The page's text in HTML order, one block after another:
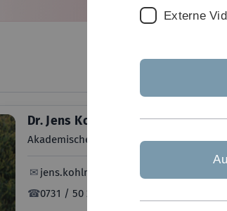
Dr. Jens Kohlmeyer
Akademischer Direktor
✉ jens.kohlmeyer@uni-ulm.de
☎0731 / 50 24212
Externe